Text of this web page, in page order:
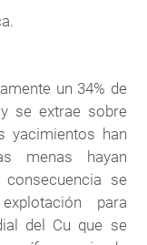
un 34% de
se extrae sobre
yacimientos han
menas hayan
consecuencia se
para
del Cu que se